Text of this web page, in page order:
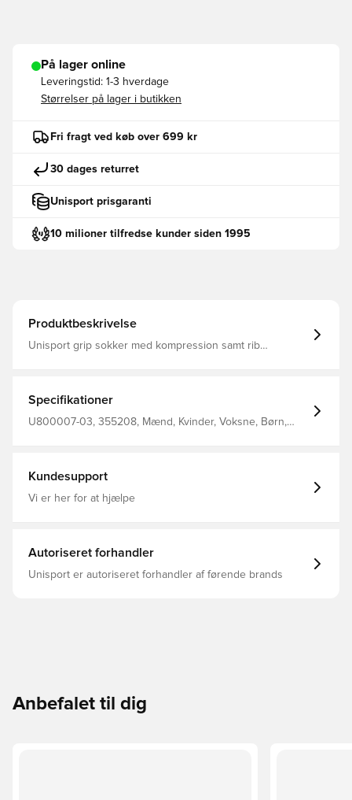
På lager online
Leveringstid: 1-3 hverdage
Størrelser på lager i butikken
Fri fragt ved køb over 699 kr
30 dages returret
Unisport prisgaranti
10 milioner tilfredse kunder siden 1995
Produktbeskrivelse
Unisport grip sokker med kompression samt rib
korrekte steder, så de effektivt griber fat i støvlens bund
og sikrer dig optimalt greb Det lette materiale gør
modellen åndbar, hvilket er med til at forbedre komforten
Specifikationer
U800007-03, 355208, Mænd, Kvinder, Voksne, Børn,
Kundesupport
Vi er her for at hjælpe
Autoriseret forhandler
Unisport er autoriseret forhandler af førende brands
Anbefalet til dig